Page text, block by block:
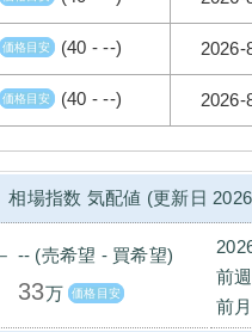
価格目安 (40 - --)
価格目安 (40 - --)
2026-
2026-
相場指数 気配値 (更新日
-- (売希望 - 買希望)
33万 価格目安
前
前